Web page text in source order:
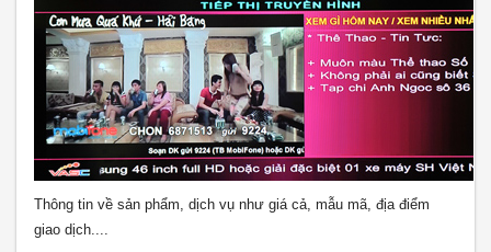
Thông tin về sản phẩm, dịch vụ như giá cả, mẫu mã, địa điểm
giao dịch....